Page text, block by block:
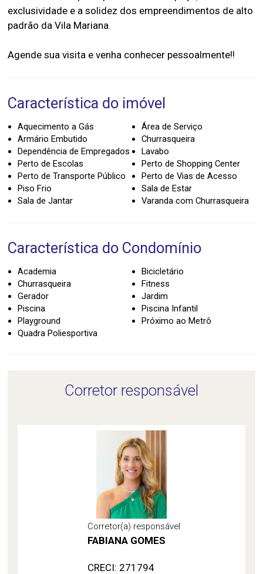
exclusividade e a solidez dos empreendimentos de alto
padrão da Vila Mariana.
Característica do imóvel
Aquecimento a Gás
Área de Serviço
Armário Embutido
Churrasqueira
Dependência de Empregados
Lavabo
Perto de Escolas
Perto de Shopping Center
Perto de Transporte Público
Perto de Vias de Acesso
Piso Frio
Sala de Estar
Sala de Jantar
Varanda com Churrasqueira
Característica do Condomínio
Academia
Bicicletário
Churrasqueira
Fitness
Gerador
Jardim
Piscina
Piscina Infantil
Playground
Próximo ao Metrô
Quadra Poliesportiva
Corretor responsável
Corretor(a) responsável
FABIANA GOMES
CRECI: 271794